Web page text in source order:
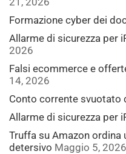
Formazione cyber dei
Allarme di sicurezza per
2026
Falsi ecommerce e
14, 2026
Conto corrente svuotato
Allarme di sicurezza per
Truffa su Amazon ordina
detersivo Maggio 5, 2026